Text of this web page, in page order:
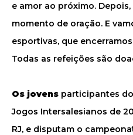
e amor ao próximo.
momento de oração. E
esportivas, que
Todas as refeições são
Os jovens participantes
Jogos Intersalesianos de
RJ, e disputam o